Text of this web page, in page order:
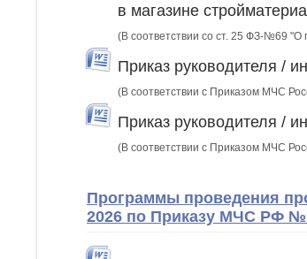
в магазине
(В соответствии со ст. 25 ФЗ-№69
Приказ руководителя /
(В соответствии с Приказом МЧС
Приказ руководителя /
(В соответствии с Приказом МЧС
Программы проведения
2026 по Приказу МЧС РФ